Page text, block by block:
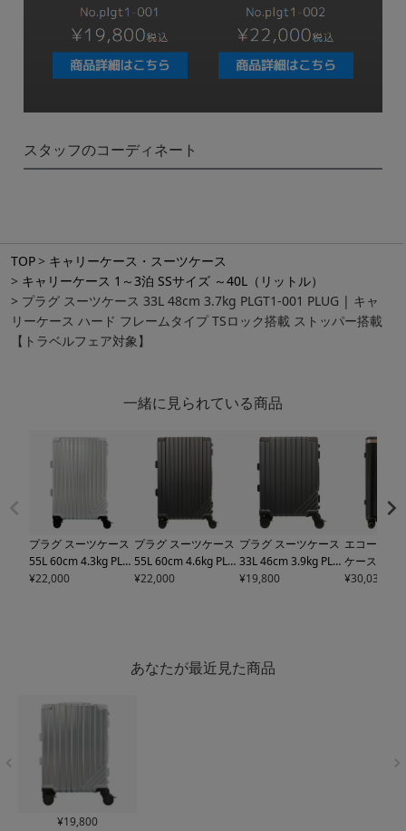
TOP
キャリーケース・スーツケース
キャリーケース 1～3泊 SSサイズ ～40L（リットル）
プラグ スーツケース 33L 48cm 3.7kg PLGT1-001 PLUG | キャ
リーケース ハード フレームタイプ TSロック搭載 ストッパー搭載
【トラベルフェア対象】
スタッフのコーディネート
一緒に見られている商品
プラグ スーツケース
55L 60cm 4.3kg PLG
T1-002 PLUG | キャ
¥22,000
プラグ スーツケース
55L 60cm 4.6kg PLG
T-106 PLUG | キャリ
¥22,000
プラグ スーツケース
33L 46cm 3.9kg PLG
T-105 PLUG | キャリ
¥19,800
エコーラッ
ケース 73L
3kg
¥30,030
あなたが最近見た商品
¥19,800